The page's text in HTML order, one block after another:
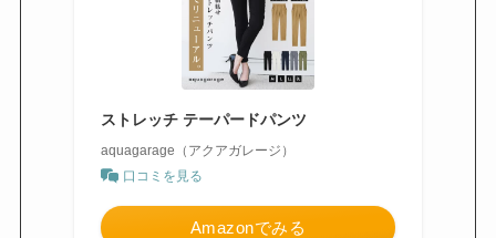
ストレッチ テーパードパンツ
aquagarage（アクアガレージ）
口コミを見る
Amazonでみる